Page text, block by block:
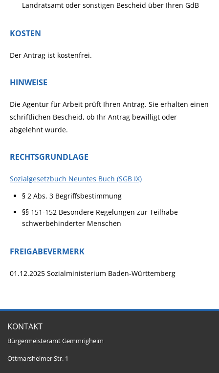
Landratsamt oder sonstigen Bescheid über Ihren GdB
KOSTEN
Der Antrag ist kostenfrei.
HINWEISE
Die Agentur für Arbeit prüft Ihren Antrag. Sie erhalten einen
schriftlichen Bescheid, ob Ihr Antrag bewilligt oder
abgelehnt wurde.
RECHTSGRUNDLAGE
Sozialgesetzbuch Neuntes Buch (SGB IX)
§ 2 Abs. 3 Begriffsbestimmung
§§ 151-152 Besondere Regelungen zur Teilhabe
schwerbehinderter Menschen
FREIGABEVERMERK
01.12.2025 Sozialministerium Baden-Württemberg
KONTAKT
Bürgermeisteramt Gemmrigheim
Ottmarsheimer Str. 1